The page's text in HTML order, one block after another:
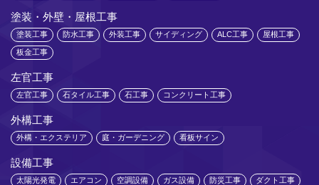
塗装・外壁・屋根工事
塗装工事 防水工事 外装工事 サイディング ALC工事 屋根工事
板金工事
左官工事
左官工事 石タイル工事 石工事 コンクリート工事
外構工事
外構・エクステリア 庭・ガーデニング 看板サイン
設備工事
太陽光発電 エアコン 空調設備 ガス設備 防災工事 ダクト工事